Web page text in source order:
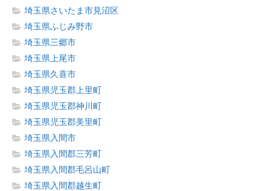
埼玉県さいたま市見沼区
埼玉県ふじみ野市
埼玉県三郷市
埼玉県上尾市
埼玉県久喜市
埼玉県児玉郡上里町
埼玉県児玉郡神川町
埼玉県児玉郡美里町
埼玉県入間市
埼玉県入間郡三芳町
埼玉県入間郡毛呂山町
埼玉県入間郡越生町